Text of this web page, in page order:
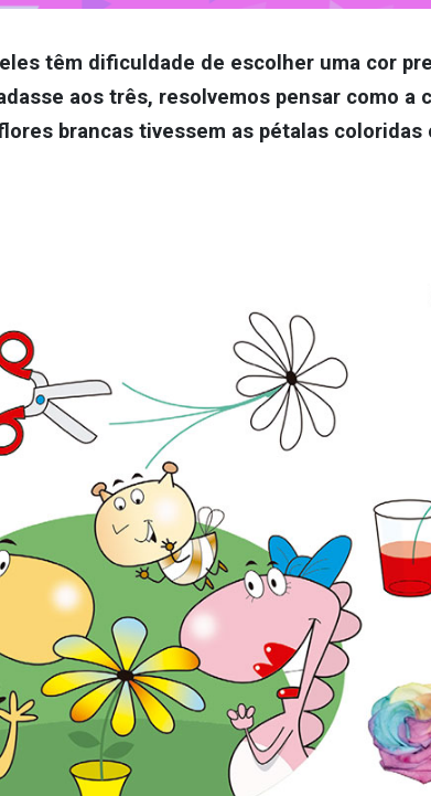
têm dificuldade de escolher uma cor
aos três, resolvemos pensar como a
brancas tivessem as pétalas coloridas